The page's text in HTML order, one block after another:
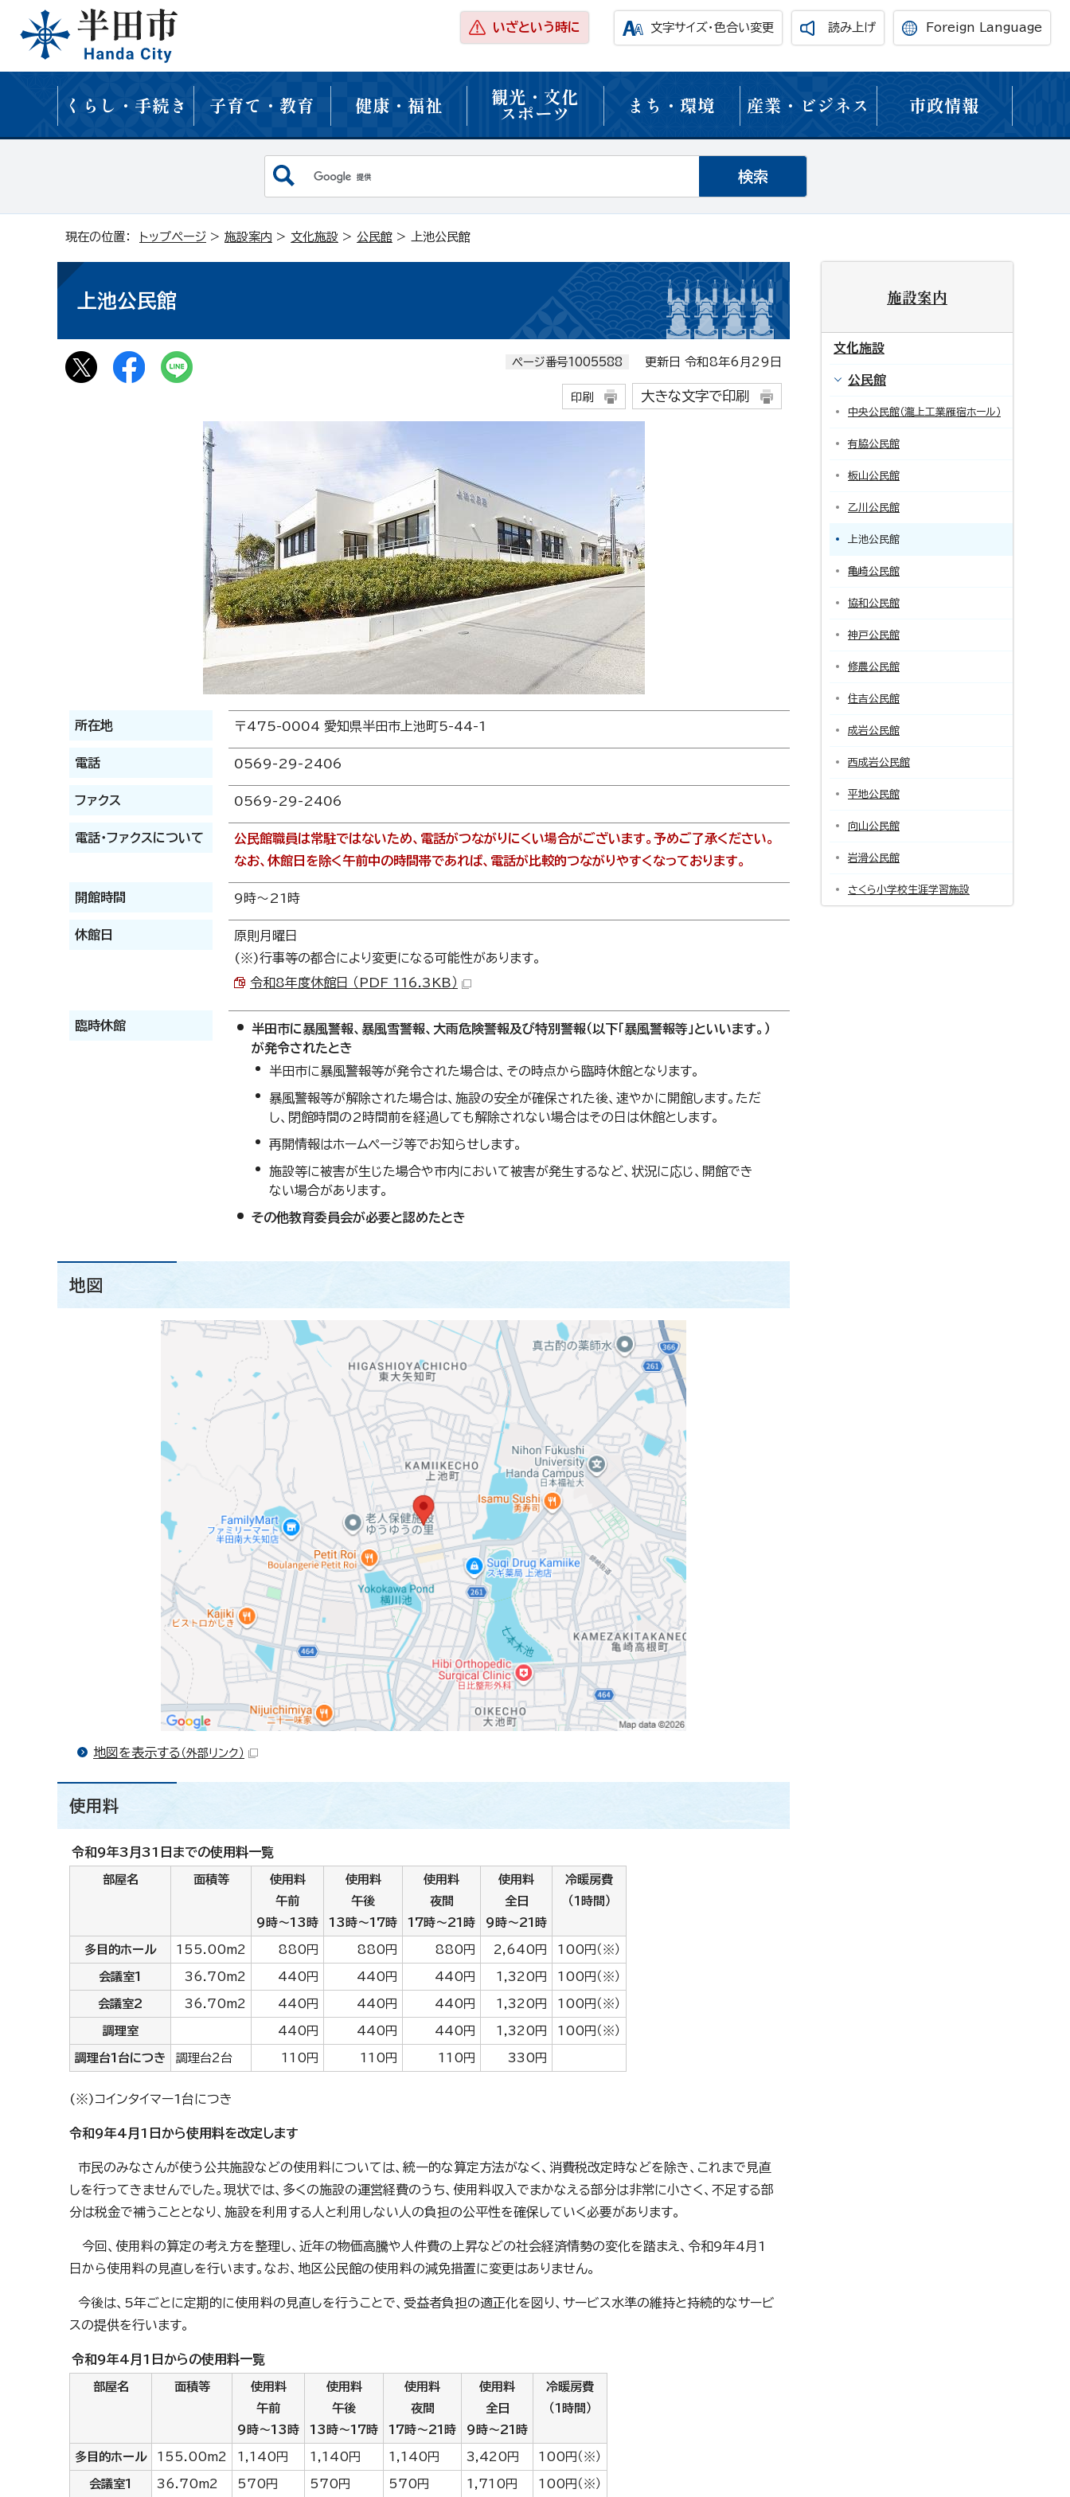
いざという時に 文字サイズ・色合い変更 読み上げ Foreign Language
くらし・手続き 子育て・教育 健康・福祉 観光・文化
スポーツ まち・環境 産業・ビジネス 市政情報
現在の位置： トップページ > 施設案内 > 文化施設 > 公民館 > 上池公民館
上池公民館
ページ番号1005588 更新日 令和8年6月29日
印刷 大きな文字で印刷
所在地 〒475-0004 愛知県半田市上池町5-44-1
電話 0569-29-2406
ファクス 0569-29-2406
電話・ファクスについて
公民館職員は常駐ではないため、電話がつながりにくい場合がございます。予めご了承ください。
なお、休館日を除く午前中の時間帯であれば、電話が比較的つながりやすくなっております。
開館時間 9時～21時
休館日
原則月曜日
(※)行事等の都合により変更になる可能性があります。
令和8年度休館日 （PDF 116.3KB）
臨時休館
半田市に暴風警報、暴風雪警報、大雨危険警報及び特別警報（以下「暴風警報等」といいます。）
が発令されたとき
半田市に暴風警報等が発令された場合は、その時点から臨時休館となります。
暴風警報等が解除された場合は、施設の安全が確保された後、速やかに開館します。ただ
し、閉館時間の2時間前を経過しても解除されない場合はその日は休館とします。
再開情報はホームページ等でお知らせします。
施設等に被害が生じた場合や市内において被害が発生するなど、状況に応じ、開館でき
ない場合があります。
その他教育委員会が必要と認めたとき
地図
地図を表示する （外部リンク）
使用料
令和9年3月31日までの使用料一覧
部屋名 面積等
使用料
午前
9時～13時
使用料
午後
13時～17時
使用料
夜間
17時～21時
使用料
全日
9時～21時
冷暖房費
（1時間）
多目的ホール 155.00m2 880円 880円 880円 2,640円 100円（※）
会議室1 36.70m2 440円 440円 440円 1,320円 100円（※）
会議室2 36.70m2 440円 440円 440円 1,320円 100円（※）
調理室 440円 440円 440円 1,320円 100円（※）
調理台1台につき 調理台2台 110円 110円 110円 330円
(※)コインタイマー1台につき
令和9年4月1日から使用料を改定します
市民のみなさんが使う公共施設などの使用料については、統一的な算定方法がなく、消費税改定時などを除き、これまで見直
しを行ってきませんでした。現状では、多くの施設の運営経費のうち、使用料収入でまかなえる部分は非常に小さく、不足する部
分は税金で補うこととなり、施設を利用する人と利用しない人の負担の公平性を確保していく必要があります。
今回、使用料の算定の考え方を整理し、近年の物価高騰や人件費の上昇などの社会経済情勢の変化を踏まえ、令和9年4月1
日から使用料の見直しを行います。なお、地区公民館の使用料の減免措置に変更はありません。
今後は、5年ごとに定期的に使用料の見直しを行うことで、受益者負担の適正化を図り、サービス水準の維持と持続的なサービ
スの提供を行います。
令和9年4月1日からの使用料一覧
部屋名 面積等
使用料
午前
9時～13時
使用料
午後
13時～17時
使用料
夜間
17時～21時
使用料
全日
9時～21時
冷暖房費
（1時間）
多目的ホール 155.00m2 1,140円 1,140円 1,140円 3,420円 100円（※）
会議室1 36.70m2 570円 570円 570円 1,710円 100円（※）
施設案内
文化施設
公民館
中央公民館（瀧上工業雁宿ホール）
有脇公民館
板山公民館
乙川公民館
上池公民館
亀崎公民館
協和公民館
神戸公民館
修農公民館
住吉公民館
成岩公民館
西成岩公民館
平地公民館
向山公民館
岩滑公民館
さくら小学校生涯学習施設